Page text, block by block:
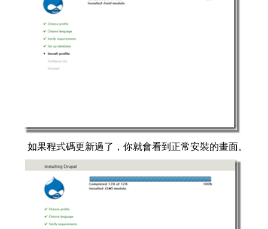
如果程式碼更新過了，你就會看到正常安裝的畫面。